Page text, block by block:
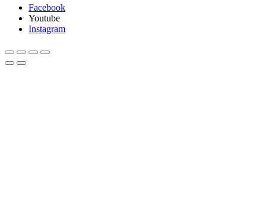
Facebook
Youtube
Instagram